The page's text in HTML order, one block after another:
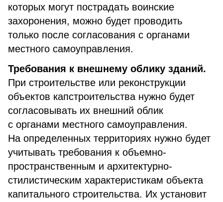
которых могут пострадать воинские
захоронения, можно будет проводить
только после согласования с органами
местного самоуправления.
Требования к внешнему облику зданий.
При строительстве или реконструкции
объектов капстроительства нужно будет
согласовывать их внешний облик
с органами местного самоуправления.
На определенных территориях нужно будет
учитывать требования к объемно-
пространственным и архитектурно-
стилистическим характеристикам объекта
капитального строительства. Их установит